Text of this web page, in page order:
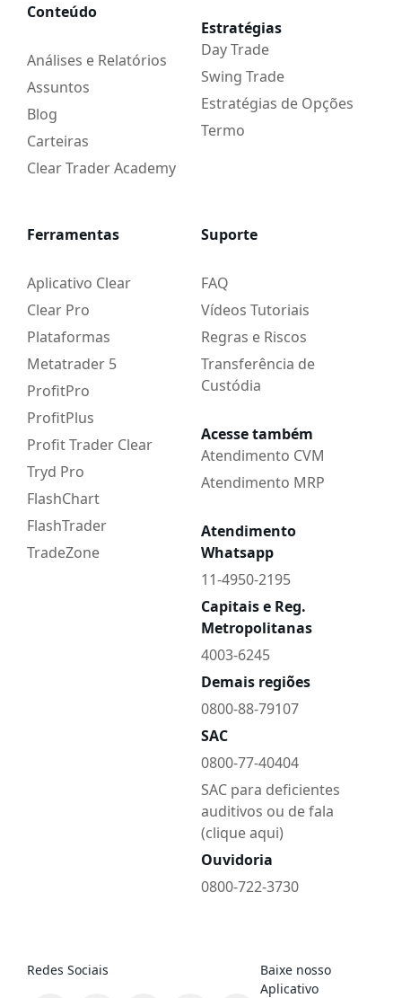
Conteúdo
Análises e Relatórios
Assuntos
Blog
Carteiras
Clear Trader Academy
Estratégias
Day Trade
Swing Trade
Estratégias de Opções
Termo
Ferramentas
Aplicativo Clear
Clear Pro
Plataformas
Metatrader 5
ProfitPro
ProfitPlus
Profit Trader Clear
Tryd Pro
FlashChart
FlashTrader
TradeZone
Suporte
FAQ
Vídeos Tutoriais
Regras e Riscos
Transferência de
Custódia
Acesse também
Atendimento CVM
Atendimento MRP
Atendimento
Whatsapp
11-4950-2195
Capitais e Reg.
Metropolitanas
4003-6245
Demais regiões
0800-88-79107
SAC
0800-77-40404
SAC para deficientes
auditivos ou de fala
(clique aqui)
Ouvidoria
0800-722-3730
Redes Sociais
Baixe nosso
Aplicativo